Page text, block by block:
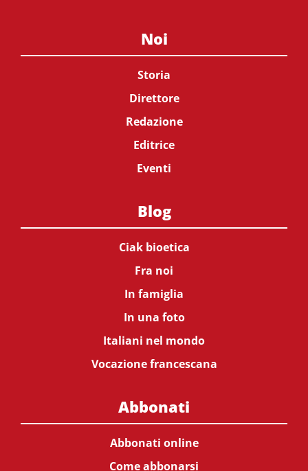
Noi
Storia
Direttore
Redazione
Editrice
Eventi
Blog
Ciak bioetica
Fra noi
In famiglia
In una foto
Italiani nel mondo
Vocazione francescana
Abbonati
Abbonati online
Come abbonarsi